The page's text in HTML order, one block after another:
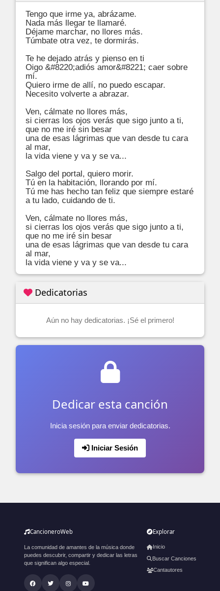
Tengo que irme ya, abrázame.
Nada más llegar te llamaré.
Déjame marchar, no llores más.
Túmbate otra vez, te dormirás.
Te he dejado atrás y pienso en ti
Oigo &#8220;adiós amor&#8221; caer sobre
mí.
Quiero irme de allí, no puedo escapar.
Necesito volverte a abrazar.
Ven, cálmate no llores más,
si cierras los ojos verás que sigo junto a ti,
que no me iré sin besar
una de esas lágrimas que van desde tu cara
al mar,
la vida viene y va y se va...
Salgo del portal, quiero morir.
Tú en la habitación, llorando por mí.
Tú me has hecho tan feliz que siempre estaré
a tu lado, cuidando de ti.
Ven, cálmate no llores más,
si cierras los ojos verás que sigo junto a ti,
que no me iré sin besar
una de esas lágrimas que van desde tu cara
al mar,
la vida viene y va y se va...
Dedicatorias
Aún no hay dedicatorias. ¡Sé el primero!
Dedicar esta canción
Inicia sesión para enviar dedicatorias.
Iniciar Sesión
CancioneroWeb
La comunidad de amantes de la música donde
puedes descubrir, compartir y dedicar las letras
que significan algo especial.
Explorar
Inicio
Buscar Canciones
Cantautores